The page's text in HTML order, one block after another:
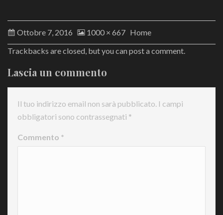
Ottobre 7, 2016 1000 × 667 Home
Trackbacks are closed, but you can post a comment
Lascia un commento
Il tuo indirizzo email non sarà pubblicato. I campi
obbligatori sono contrassegnati *
Commento *